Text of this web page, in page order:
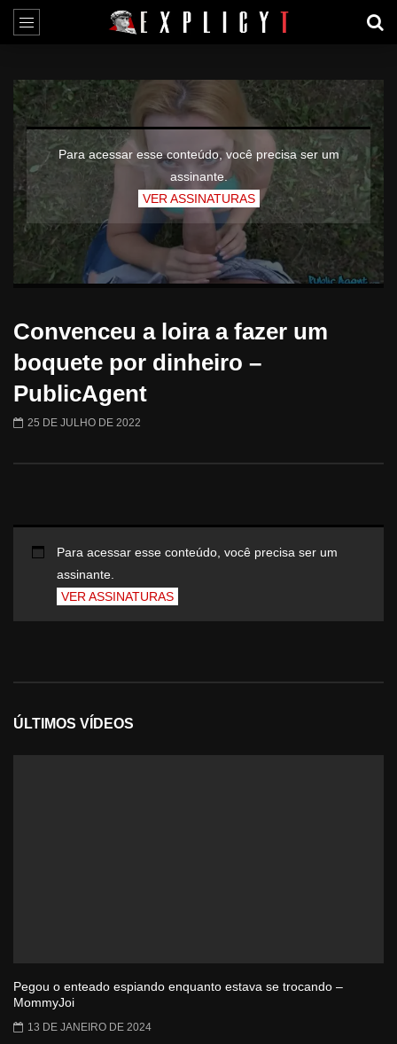
Para acessar esse conteúdo, você precisa ser um
assinante.
VER ASSINATURAS
Convenceu a loira a fazer um
boquete por dinheiro –
PublicAgent
25 DE JULHO DE 2022
Para acessar esse conteúdo, você precisa ser um
assinante.
VER ASSINATURAS
ÚLTIMOS VÍDEOS
Pegou o enteado espiando enquanto estava se trocando –
MommyJoi
13 DE JANEIRO DE 2024